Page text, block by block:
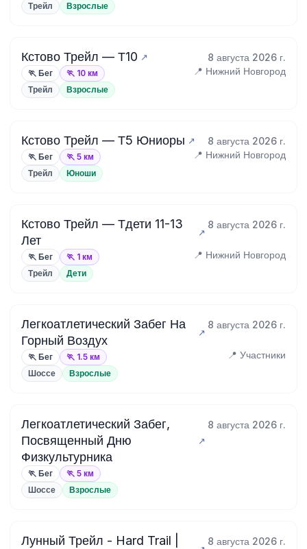
Трейл Взрослые
Кстово Трейл — Т10 8 августа 2026 г.
🏃 Бег 🏃 10 км 📍 Нижний Новгород
Трейл Взрослые
Кстово Трейл — Т5 Юниоры 8 августа 2026 г.
🏃 Бег 🏃 5 км 📍 Нижний Новгород
Трейл Юноши
Кстово Трейл — Тдети 11-13
Лет
8 августа 2026 г.
🏃 Бег 🏃 1 км 📍 Нижний Новгород
Трейл Дети
Легкоатлетический Забег На
Горный Воздух
8 августа 2026 г.
🏃 Бег 🏃 1.5 км 📍 Участники
Шоссе Взрослые
Легкоатлетический Забег,
Посвященный Дню
Физкультурника
8 августа 2026 г.
🏃 Бег
🏃 5 км
Шоссе
Взрослые
Лунный Трейл - Hard Trail |
8 августа 2026 г.